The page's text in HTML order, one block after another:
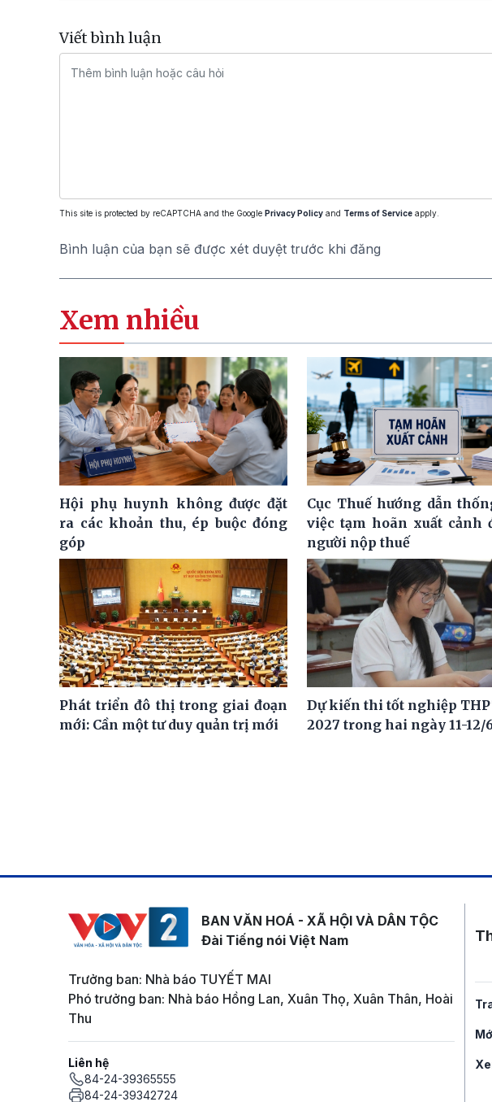
Viết bình luận
This site is protected by reCAPTCHA and the Google Privacy Policy and Terms of Service apply.
Bình luận của bạn sẽ được xét duyệt trước khi đăng
Xem nhiều
Hội phụ huynh không được đặt
ra các khoản thu, ép buộc đóng
góp
Cục Thuế hướng dẫn
việc tạm hoãn xuất cảnh
người nộp thuế
Phát triển đô thị trong giai đoạn
mới: Cần một tư duy quản trị mới
Dự kiến thi tốt nghiệp
2027 trong hai ngày 11-12/
BAN VĂN HOÁ - XÃ HỘI VÀ DÂN TỘC
Đài Tiếng nói Việt Nam
Trưởng ban: Nhà báo TUYẾT MAI
Phó trưởng ban: Nhà báo Hồng Lan, Xuân Thọ, Xuân Thân, Hoài
Thu
Liên hệ
84-24-39365555
84-24-39342724